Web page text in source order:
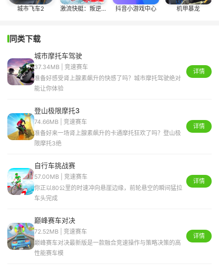
城市飞车2 激流快艇：叛逆者 抖音小游戏中心 机甲暴龙
同类下载
城市摩托车驾驶
37.34MB | 竞速赛车
准备好感受肾上腺素飙升的快感了吗？城市摩托驾驶绝对
能让你体验
详情
登山极限摩托3
74.66MB | 竞速赛车
准备好来一场肾上腺素飙升的卡通摩托狂欢了吗？登山极
限摩托3绝
详情
自行车挑战赛
57.00MB | 竞速赛车
你正以80公里的时速冲向悬崖边缘，前轮悬空的瞬间猛拉
车头完成
详情
巅峰赛车对决
72.52MB | 竞速赛车
巅峰赛车对决最新版是一款融合竞速操作与策略决策的高
性能赛车模
详情